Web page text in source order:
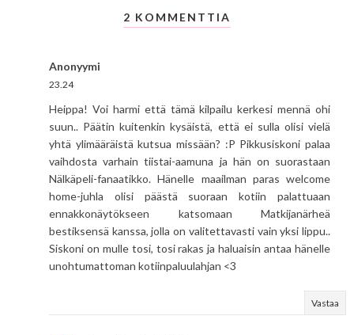
2 KOMMENTTIA
Anonyymi
23.24
Heippa! Voi harmi että tämä kilpailu kerkesi mennä ohi
suun.. Päätin kuitenkin kysäistä, että ei sulla olisi vielä
yhtä ylimääräistä kutsua missään? :P Pikkusiskoni palaa
vaihdosta varhain tiistai-aamuna ja hän on suorastaan
Nälkäpeli-fanaatikko. Hänelle maailman paras welcome
home-juhla olisi päästä suoraan kotiin palattuaan
ennakkonäytökseen katsomaan Matkijanärheä
bestiksensä kanssa, jolla on valitettavasti vain yksi lippu..
Siskoni on mulle tosi, tosi rakas ja haluaisin antaa hänelle
unohtumattoman kotiinpaluulahjan <3
Vastaa